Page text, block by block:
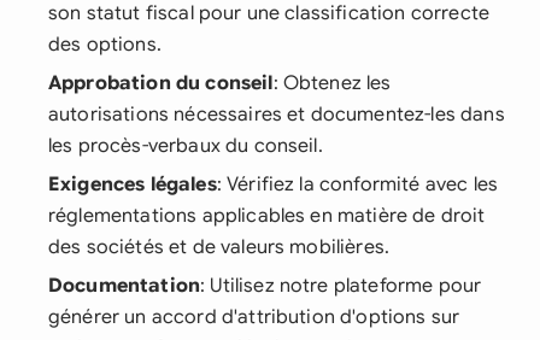
son statut fiscal pour une classification correcte
des options.
Approbation du conseil: Obtenez les
autorisations nécessaires et documentez-les dans
les procès-verbaux du conseil.
Exigences légales: Vérifiez la conformité avec les
réglementations applicables en matière de droit
des sociétés et de valeurs mobilières.
Documentation: Utilisez notre plateforme pour
générer un accord d'attribution d'options sur